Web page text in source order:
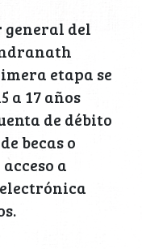
general del
etapa se
a 17 años
de débito
becas o
a